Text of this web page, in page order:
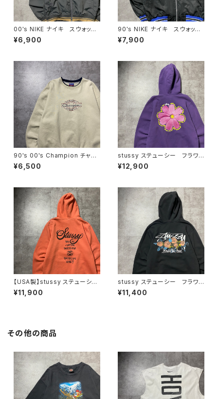
00's NIKE ナイキ スウォッシ
ュ 刺繍ワンポイント ラインリ
ブ グレー 薄手 ナイロンジ
¥6,900
90's NIKE ナイキ スウォッシ
ュ 刺繍ワンポイント バック刺
繍 ラインリブ ブラック×ネイ
¥7,900
90's 00's Champion チャン
ピオン 刺繍ロゴ ラインリ
ブ ベージュ スウェット トレ
¥6,500
stussy ステューシー フラワ
ー グラフィック バックプリン
ト パープル スウェット パー
¥12,900
【USA製】stussy ステューシ
ー ワールドツアー バックプリ
ント オレンジ スウェット パ
¥11,900
stussy ステューシー フラワ
ーグラフィック バックプリン
ト ブラック 黒 スウェット
¥11,400
その他の商品